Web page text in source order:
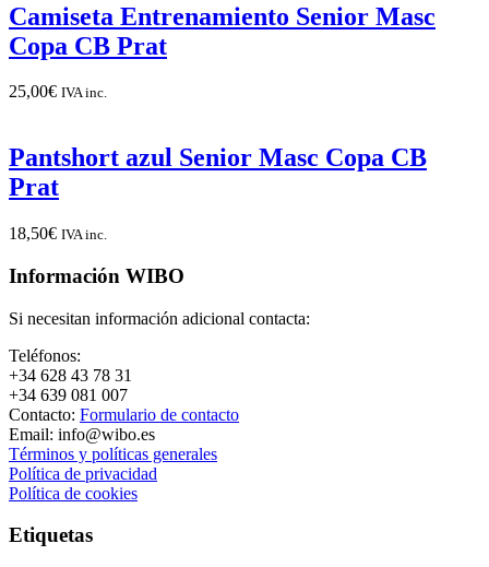
Camiseta Entrenamiento Senior Masc
Copa CB Prat
25,00€ IVA inc.
Pantshort azul Senior Masc Copa CB
Prat
18,50€ IVA inc.
Información WIBO
Si necesitan información adicional contacta:
Teléfonos:
+34 628 43 78 31
+34 639 081 007
Contacto: Formulario de contacto
Email: info@wibo.es
Términos y políticas generales
Política de privacidad
Política de cookies
Etiquetas